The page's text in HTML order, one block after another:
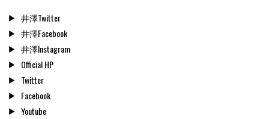
井澤Twitter
井澤Facebook
井澤Instagram
Official HP
Twitter
Facebook
Youtube